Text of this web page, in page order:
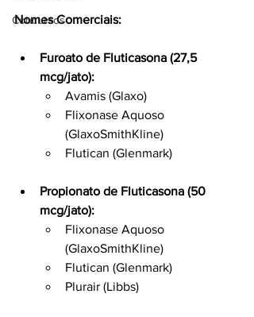
Concursos
Nomes Comerciais:
Furoato de Fluticasona (27,5
mcg/jato):
Avamis (Glaxo)
Flixonase Aquoso
(GlaxoSmithKline)
Flutican (Glenmark)
Propionato de Fluticasona (50
mcg/jato):
Flixonase Aquoso
(GlaxoSmithKline)
Flutican (Glenmark)
Plurair (Libbs)